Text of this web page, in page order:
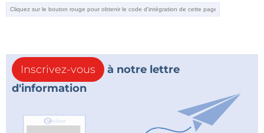
Inscrivez-vous
à notre lettre
d'information